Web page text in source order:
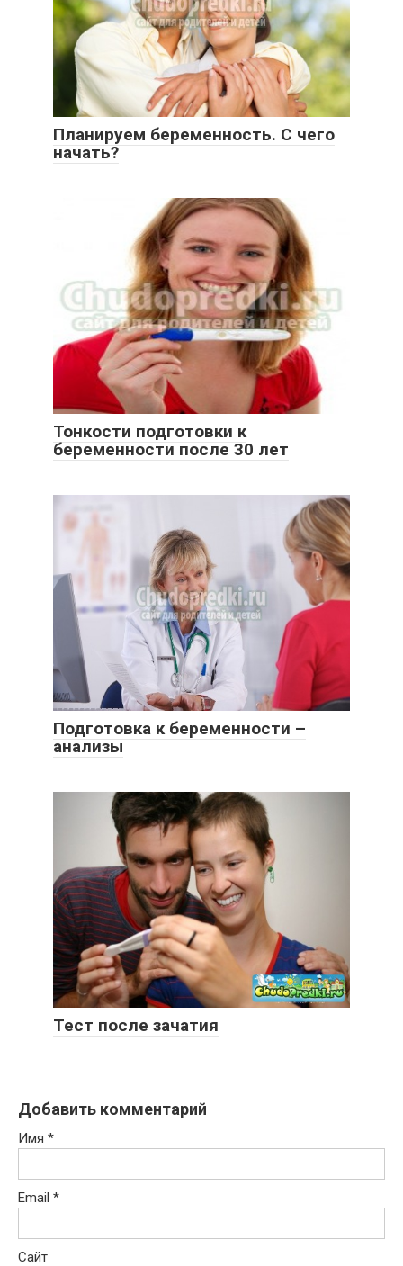
Планируем беременность. С чего
начать?
Тонкости подготовки к
беременности после 30 лет
Подготовка к беременности –
анализы
Тест после зачатия
Добавить комментарий
Имя *
Email *
Сайт